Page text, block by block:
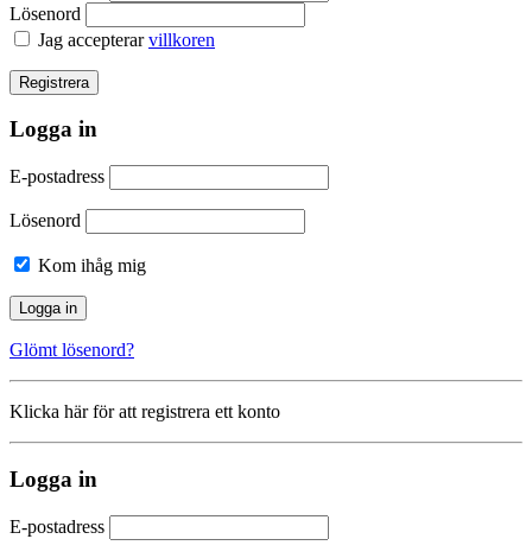
Lösenord
Jag accepterarvillkoren
Logga in
E-postadress
Lösenord
Kom ihåg mig
Glömt lösenord?
Klicka här för att registrera ett konto
Logga in
E-postadress